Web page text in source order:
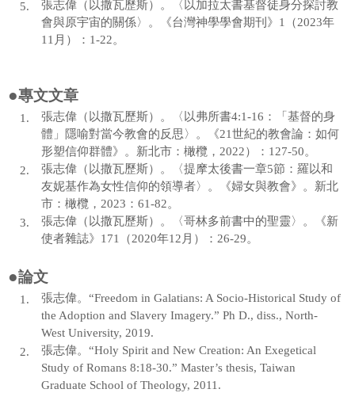
黃友音老師
5.
張志偉（以撒瓦歷斯）。〈以加拉太書基督徒身分探討教
會與原宇宙的關係〉。《台灣神學學會期刊》1（2023年
11月）：1-22。
●專文文章
1.
張志偉（以撒瓦歷斯）。〈以弗所書4:1-16：「基督的身
體」隱喻對當今教會的反思〉。《21世紀的教會論：如何
形塑信仰群體》。新北市：橄欖，2022）：127-50。
2.
張志偉（以撒瓦歷斯）。〈提摩太後書一章5節：羅以和
友妮基作為女性信仰的領導者〉。《婦女與教會》。新北
市：橄欖，2023：61-82。
3.
張志偉（以撒瓦歷斯）。〈哥林多前書中的聖靈〉。《新
使者雜誌》171（2020年12月）：26-29。
●論文
1. 張志偉。“Freedom in Galatians: A Socio-Historical Study of
the Adoption and Slavery Imagery.” Ph D., diss., North-
West University, 2019.
2.
張志偉。“Holy Spirit and New Creation: An Exegetical
Study of Romans 8:18-30.” Master’s thesis, Taiwan
Graduate School of Theology, 2011.